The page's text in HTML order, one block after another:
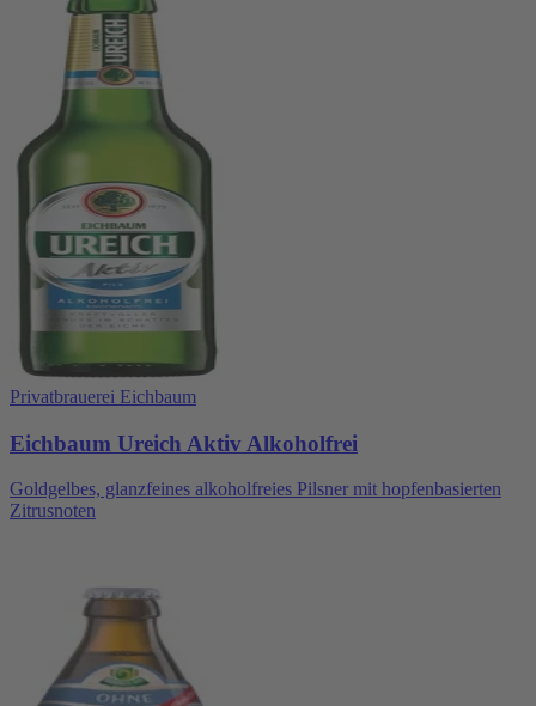
Privatbrauerei Eichbaum
Eichbaum Ureich Aktiv Alkoholfrei
Goldgelbes, glanzfeines alkoholfreies Pilsner mit hopfenbasierten
Zitrusnoten